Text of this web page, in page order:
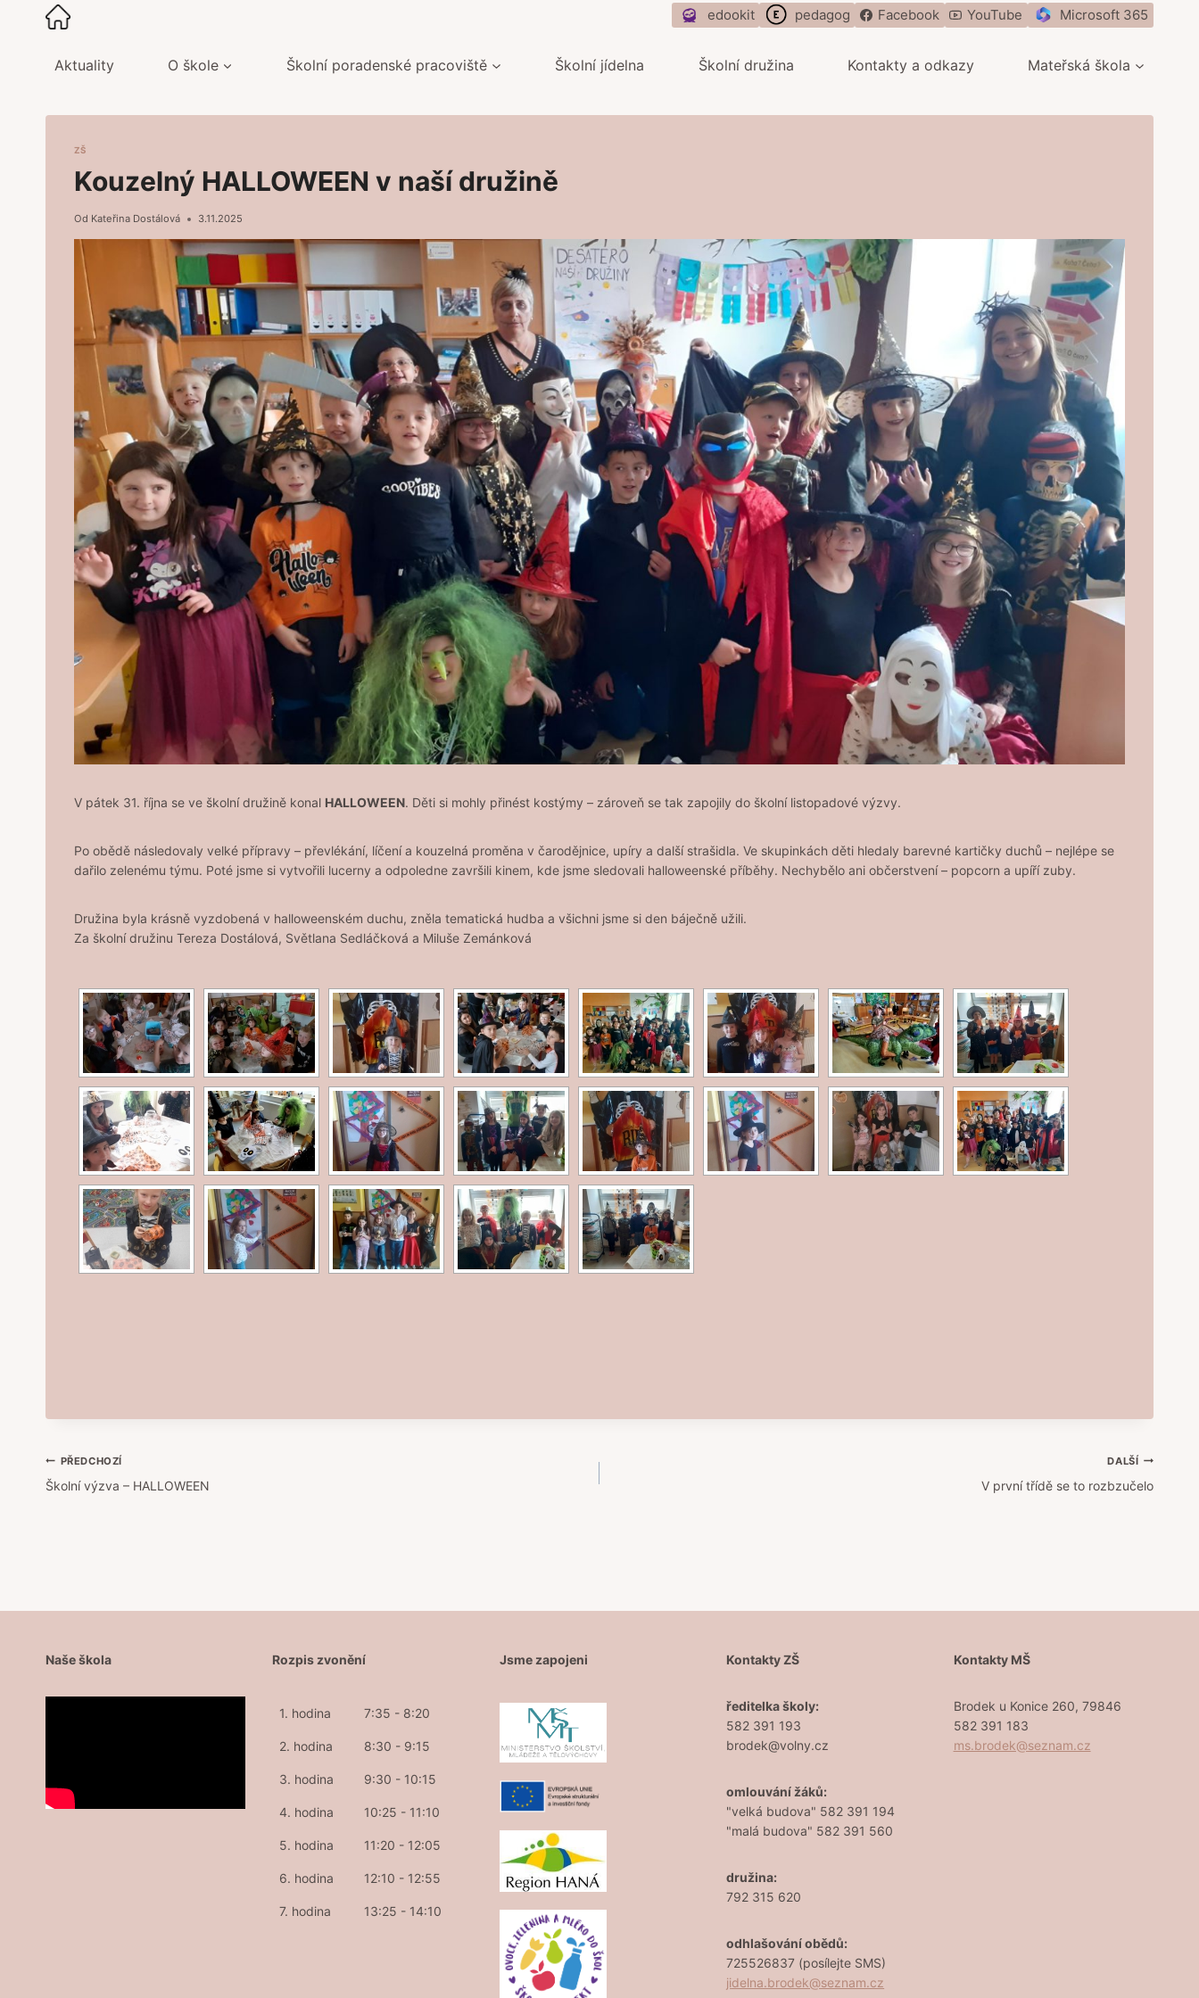
Přeskočit
edookit pedagog Facebook YouTube Microsoft 365
Aktuality O škole Školní poradenské pracoviště Školní jídelna Školní družina Kontakty a odkazy Mateřská škola
ZŠ
Kouzelný HALLOWEEN v naší družině
Od Kateřina Dostálová 3.11.2025
V pátek 31. října se ve školní družině konal HALLOWEEN. Děti si mohly přinést kostýmy – zároveň se tak zapojily do školní listopadové výzvy.
Po obědě následovaly velké přípravy – převlékání, líčení a kouzelná proměna v čarodějnice, upíry a další strašidla. Ve skupinkách děti hledaly barevné kartičky duchů – nejlépe se
dařilo zelenému týmu. Poté jsme si vytvořili lucerny a odpoledne završili kinem, kde jsme sledovali halloweenské příběhy. Nechybělo ani občerstvení – popcorn a upíří zuby.
Družina byla krásně vyzdobená v halloweenském duchu, zněla tematická hudba a všichni jsme si den báječně užili.
Za školní družinu Tereza Dostálová, Světlana Sedláčková a Miluše Zemánková
Navigace
pro
PŘEDCHOZÍ
Školní výzva – HALLOWEEN
DALŠÍ
V první třídě se to rozbzučelo
Naše škola Rozpis zvonění
1. hodina 7:35 - 8:20
2. hodina 8:30 - 9:15
3. hodina 9:30 - 10:15
4. hodina 10:25 - 11:10
5. hodina 11:20 - 12:05
6. hodina 12:10 - 12:55
7. hodina 13:25 - 14:10
Jsme zapojeni Kontakty ZŠ
ředitelka školy:
582 391 193
brodek@volny.cz
omlouvání žáků:
"velká budova" 582 391 194
"malá budova" 582 391 560
družina:
792 315 620
odhlašování obědů:
725526837 (posílejte SMS)
jidelna.brodek@seznam.cz
Kontakty MŠ
Brodek u Konice 260, 79846
582 391 183
ms.brodek@seznam.cz